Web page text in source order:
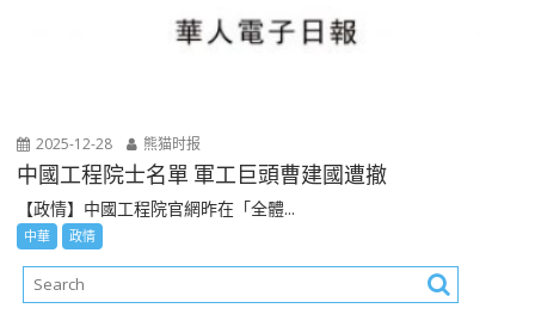
2025-12-28 熊猫时报
中國工程院士名單 軍工巨頭曹建國遭撤
【政情】中國工程院官網昨在「全體...
中華 政情